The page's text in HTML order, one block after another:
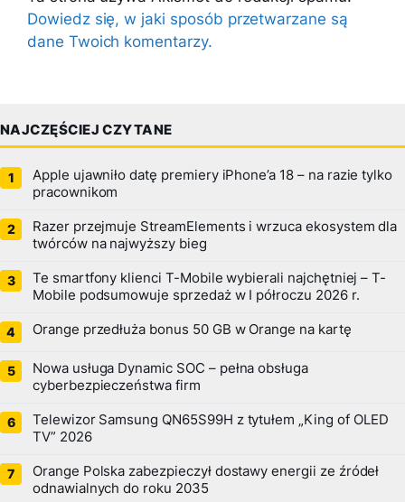
Dowiedz się, w jaki sposób przetwarzane są
dane Twoich komentarzy.
NAJCZĘŚCIEJ CZYTANE
Apple ujawniło datę premiery iPhone’a 18 – na razie tylko
pracownikom
Razer przejmuje StreamElements i wrzuca ekosystem dla
twórców na najwyższy bieg
Te smartfony klienci T-Mobile wybierali najchętniej – T-
Mobile podsumowuje sprzedaż w I półroczu 2026 r.
Orange przedłuża bonus 50 GB w Orange na kartę
Nowa usługa Dynamic SOC – pełna obsługa
cyberbezpieczeństwa firm
Telewizor Samsung QN65S99H z tytułem „King of OLED
TV” 2026
Orange Polska zabezpieczył dostawy energii ze źródeł
odnawialnych do roku 2035